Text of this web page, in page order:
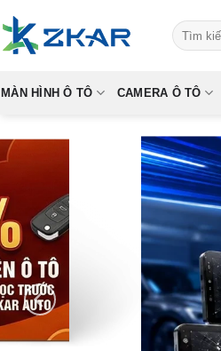
to
content
Tìm
kiếm:
MÀN HÌNH Ô TÔ CAMERA Ô TÔ